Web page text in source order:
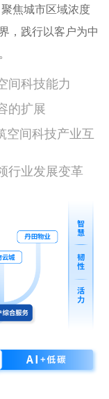
焦城市区域浓度
，践行以客户为中
间科技能力
的扩展
空间科技产业互
行业发展变革